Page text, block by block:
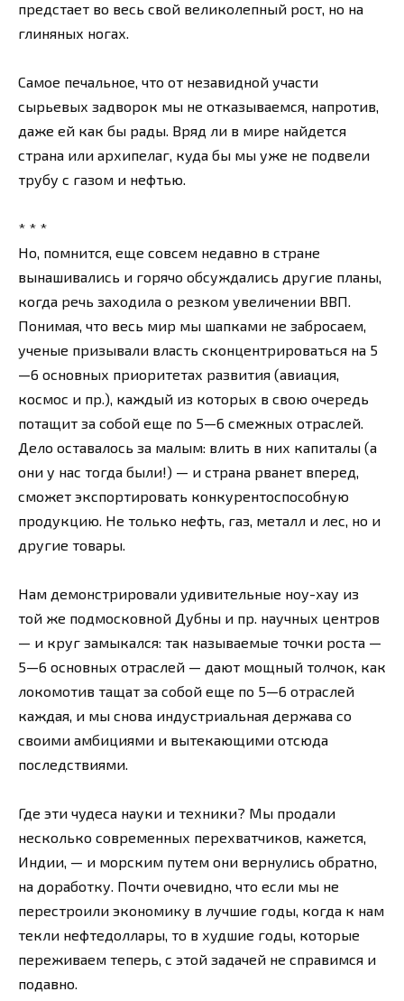
предстает во весь свой великолепный рост, но на
глиняных ногах.
Самое печальное, что от незавидной участи
сырьевых задворок мы не отказываемся, напротив,
даже ей как бы рады. Вряд ли в мире найдется
страна или архипелаг, куда бы мы уже не подвели
трубу с газом и нефтью.
* * *
Но, помнится, еще совсем недавно в стране
вынашивались и горячо обсуждались другие планы,
когда речь заходила о резком увеличении ВВП.
Понимая, что весь мир мы шапками не забросаем,
ученые призывали власть сконцентрироваться на 5
—6 основных приоритетах развития (авиация,
космос и пр.), каждый из которых в свою очередь
потащит за собой еще по 5—6 смежных отраслей.
Дело оставалось за малым: влить в них капиталы (а
они у нас тогда были!) — и страна рванет вперед,
сможет экспортировать конкурентоспособную
продукцию. Не только нефть, газ, металл и лес, но и
другие товары.
Нам демонстрировали удивительные ноу-хау из
той же подмосковной Дубны и пр. научных центров
— и круг замыкался: так называемые точки роста —
5—6 основных отраслей — дают мощный толчок, как
локомотив тащат за собой еще по 5—6 отраслей
каждая, и мы снова индустриальная держава со
своими амбициями и вытекающими отсюда
последствиями.
Где эти чудеса науки и техники? Мы продали
несколько современных перехватчиков, кажется,
Индии, — и морским путем они вернулись обратно,
на доработку. Почти очевидно, что если мы не
перестроили экономику в лучшие годы, когда к нам
текли нефтедоллары, то в худшие годы, которые
переживаем теперь, с этой задачей не справимся и
подавно.